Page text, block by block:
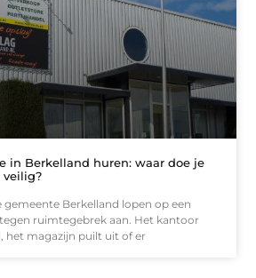
in Berkelland huren: waar doe je
gemeente Berkelland lopen op een
ruimtegebrek aan. Het kantoor
het magazijn puilt uit of er